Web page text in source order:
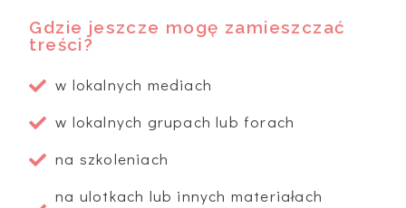
Gdzie jeszcze mogę zamieszczać
treści?
w lokalnych mediach
w lokalnych grupach lub forach
na szkoleniach
na ulotkach lub innych materiałach